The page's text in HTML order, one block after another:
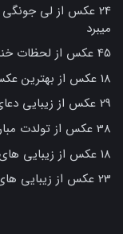
24 عکس از لی
میبرد
45 عکس از لحظات خنده دار بی تی اس با جملات دلنشین
18 عکس از بهترین عکس نوشته های تبریک تولد به خواهرم
29 عکس از زیبایی دعای توسل در قاب تصویر
38 عکس از تولدت مبارک ریحانه جان به یادماندنی
18 عکس از زیبایی های جدید کیم تهیونگ برای طرفدارانش
23 عکس از زیبایی های هر ماه در طبیعت